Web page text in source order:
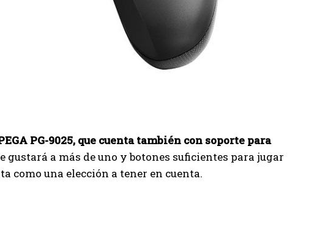
PG-9025, que cuenta también con soporte para
gustará a más de uno y botones suficientes para jugar
como una elección a tener en cuenta.